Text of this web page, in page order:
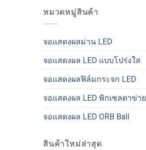
หมวดหมู่สินค้า
จอแสดงผลม่าน LED
จอแสดงผล LED แบบโปร่งใส
จอแสดงผลฟิล์มกระจก LED
จอแสดงผล LED พิกเซลตาข่าย
จอแสดงผล LED ORB Ball
สินค้าใหม่ล่าสุด